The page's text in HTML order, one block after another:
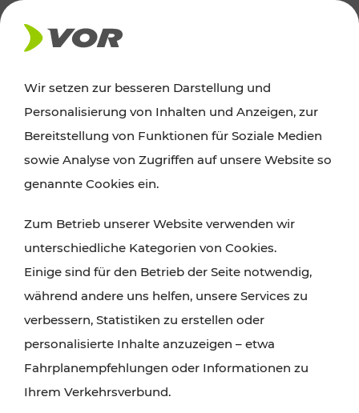
AKTUELLES
Ausflugstipps
Wien, Niederösterreich und das Burgenland
Wanderungen, Kultur und Gastronomie,
Radtouren oder purer Naturgenuss – viele
Attraktionen sind mit den Ticket- und Fahrplan-
Angeboten des VOR gut und schnell erreichbar.
Wir setzen zur besseren Darstellung und
Personalisierung von Inhalten und Anzeigen, zur
Bereitstellung von Funktionen für Soziale Medien
sowie Analyse von Zugriffen auf unsere Website so
genannte Cookies ein.
Zum Betrieb unserer Website verwenden wir
unterschiedliche Kategorien von Cookies.
Einige sind für den Betrieb der Seite notwendig,
während andere uns helfen, unsere Services zu
verbessern, Statistiken zu erstellen oder
personalisierte Inhalte anzuzeigen – etwa
Fahrplanempfehlungen oder Informationen zu
Ihrem Verkehrsverbund.